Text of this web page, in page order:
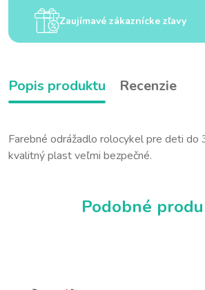
Zaujímavé zákaznícke zľavy
Popis produktu Recenzie
Farebné odrážadlo rolocykel pre deti do
kvalitný plast veľmi bezpečné.
Podobné